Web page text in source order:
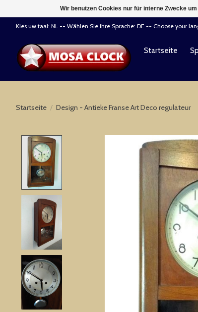
Kies uw taal: NL -- Wählen Sie ihre Sprache: DE -- Choose your
Startseite
Startseite / Design - Antieke Franse Art Deco regulateur
Product image slideshow Items
Wir benutzen Cookies nur für interne Zwecke